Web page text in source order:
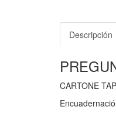
Descripción
CARTONE